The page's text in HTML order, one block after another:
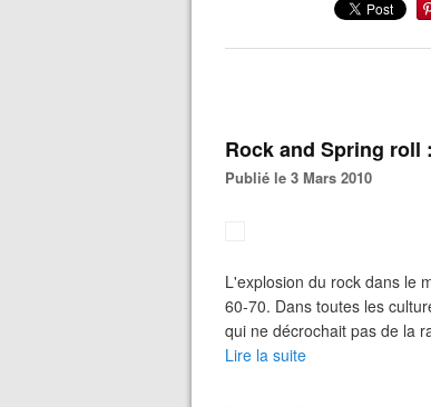
Rock and Spring
Publié le 3 Mars 2010
L'explosion du rock dans le
60-70. Dans toutes les
qui ne décrochait pas de la
Lire la suite